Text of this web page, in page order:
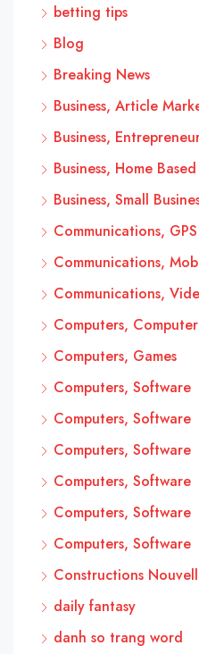
betting tips
Blog
Breaking News
Business, Article
Business,
Business, Home
Business, Small
Communications, GPS
Communications,
Communications,
Computers,
Computers, Games
Computers, Software
Computers, Software
Computers, Software
Computers, Software
Computers, Software
Computers, Software
Constructions
daily fantasy
danh so trang word